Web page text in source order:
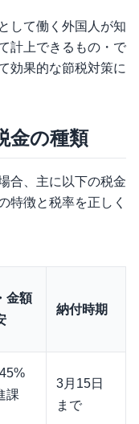
して働く外国人が知
計上できるもの・で
効果的な節税対策に
金の種類
合、主に以下の税金
特徴と税率を正しく
金額
納付時期
課
3月15日
まで